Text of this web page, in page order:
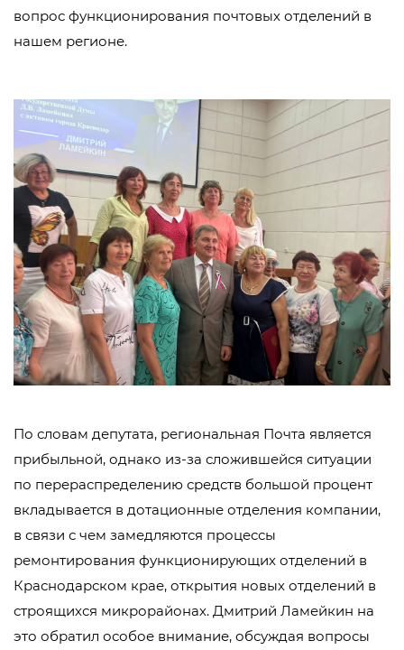
вопрос функционирования почтовых отделений в
нашем регионе.
По словам депутата, региональная Почта является
прибыльной, однако из-за сложившейся ситуации
по перераспределению средств большой процент
вкладывается в дотационные отделения компании,
в связи с чем замедляются процессы
ремонтирования функционирующих отделений в
Краснодарском крае, открытия новых отделений в
строящихся микрорайонах. Дмитрий Ламейкин на
это обратил особое внимание, обсуждая вопросы